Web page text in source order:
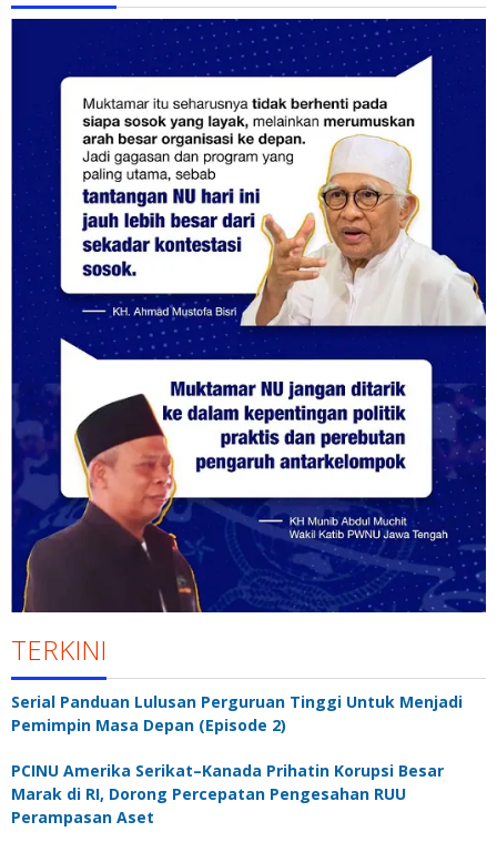
TERKINI
Serial Panduan Lulusan Perguruan Tinggi Untuk Menjadi
Pemimpin Masa Depan (Episode 2)
PCINU Amerika Serikat–Kanada Prihatin Korupsi Besar
Marak di RI, Dorong Percepatan Pengesahan RUU
Perampasan Aset